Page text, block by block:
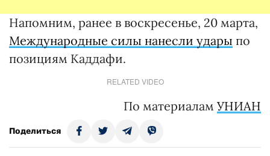
Напомним, ранее в воскресенье, 20 марта,
Международные силы нанесли удары по
позициям Каддафи.
RELATED VIDEO
По материалам УНИАН
Поделиться